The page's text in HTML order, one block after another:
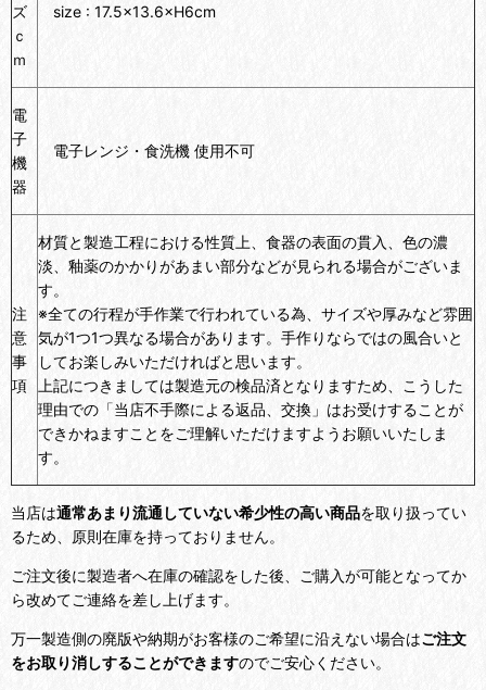
ズ
ｃ
ｍ
size : 17.5×13.6×H6cm
電
子
機
器
電子レンジ・食洗機 使用不可
注
意
事
項
材質と製造工程における性質上、食器の表面の貫入、色の濃
淡、釉薬のかかりがあまい部分などが見られる場合がございま
す。
※全ての行程が手作業で行われている為、サイズや厚みなど雰囲
気が1つ1つ異なる場合があります。手作りならではの風合いと
してお楽しみいただければと思います。
上記につきましては製造元の検品済となりますため、こうした
理由での「当店不手際による返品、交換」はお受けすることが
できかねますことをご理解いただけますようお願いいたしま
す。
当店は通常あまり流通していない希少性の高い商品を取り扱ってい
るため、原則在庫を持っておりません。
ご注文後に製造者へ在庫の確認をした後、ご購入が可能となってか
ら改めてご連絡を差し上げます。
万一製造側の廃版や納期がお客様のご希望に沿えない場合はご注文
をお取り消しすることができますのでご安心ください。